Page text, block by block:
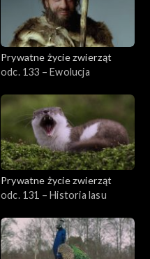
Prywatne życie zwierząt
odc. 133 – Ewolucja
Prywatne życie zwierząt
odc. 131 – Historia lasu